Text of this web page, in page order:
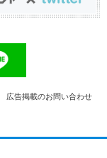
広告掲載のお問い合わせ